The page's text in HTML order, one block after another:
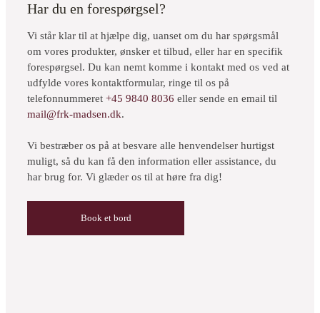
Har du en forespørgsel?
Vi står klar til at hjælpe dig, uanset om du har spørgsmål
om vores produkter, ønsker et tilbud, eller har en specifik
forespørgsel. Du kan nemt komme i kontakt med os ved at
udfylde vores kontaktformular, ringe til os på
telefonnummeret +45 9840 8036 eller sende en email til
mail@frk-madsen.dk.
Vi bestræber os på at besvare alle henvendelser hurtigst
muligt, så du kan få den information eller assistance, du
har brug for. Vi glæder os til at høre fra dig!
Book et bord